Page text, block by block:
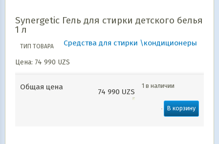
Synergetic Гель для стирки детского белья
1 л
ТИП ТОВАРА Средства для стирки \кондиционеры
Цена: 74 990 UZS
Общая цена
74 990 UZS
1 в наличии
В корзину